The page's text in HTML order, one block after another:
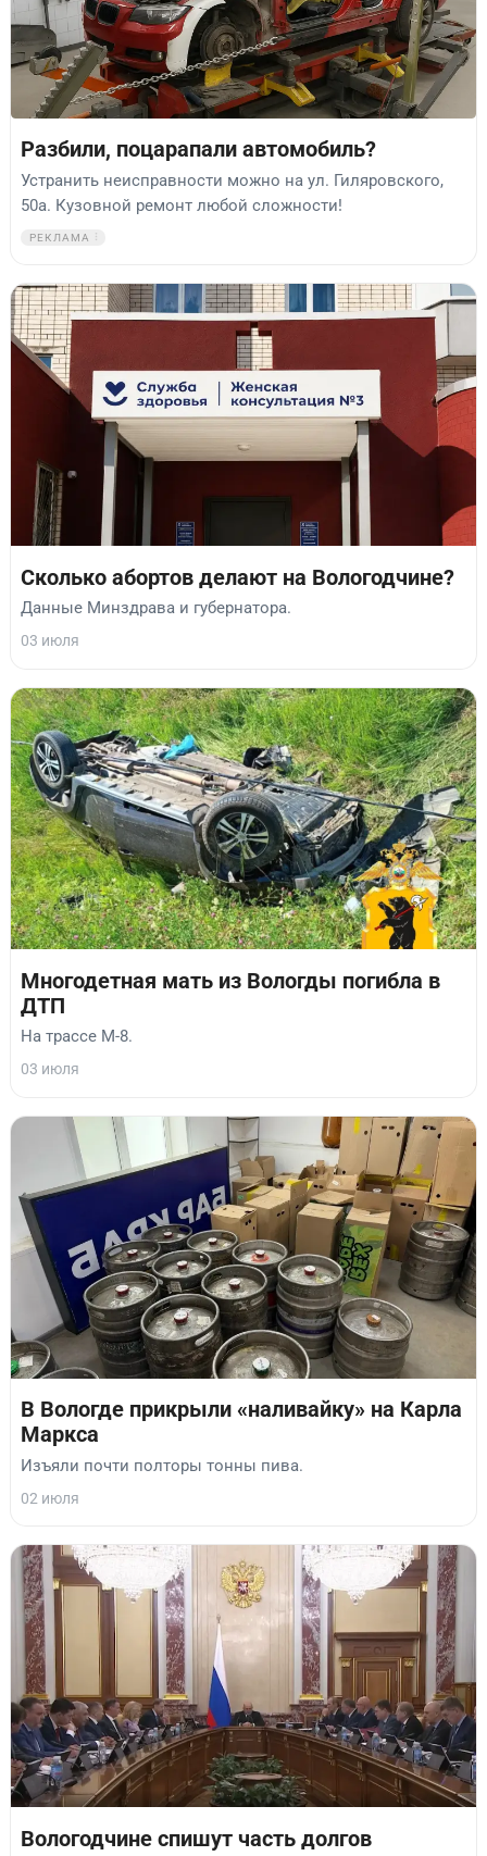
Разбили, поцарапали автомобиль?
Устранить неисправности можно на ул. Гиляровского,
50а. Кузовной ремонт любой сложности!
РЕКЛАМА
Сколько абортов делают на Вологодчине?
Данные Минздрава и губернатора.
03 июля
Многодетная мать из Вологды погибла в
ДТП
На трассе М-8.
03 июля
В Вологде прикрыли «наливайку» на Карла
Маркса
Изъяли почти полторы тонны пива.
02 июля
Вологодчине спишут часть долгов